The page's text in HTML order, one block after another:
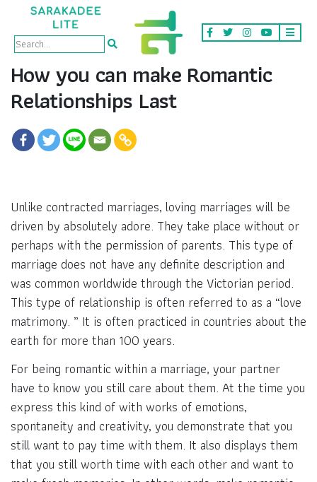
How you can make Romantic
Relationships Last
Unlike contracted marriages, loving marriages will be
driven by absolutely adore. They take place without or
perhaps with the permission of parents. This type of
marriage does not have any definite description and
was common worldwide through the Victorian period.
This type of relationship is often referred to as a “love
matrimony. ” It is often practiced in countries about the
earth for more than 100 years.
For being romantic within a marriage, your partner
have to know you still care about them. At the time you
express this kind of with works of emotions,
spontaneity and creativity, you demonstrate that you
still want to pay time with them. It also displays them
that you still worth time with each other and want to